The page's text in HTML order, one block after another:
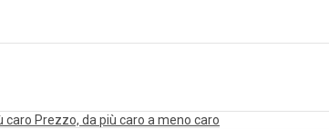
caro Prezzo, da più caro a meno caro